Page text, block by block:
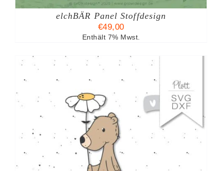
elchBÄR Panel Stoffdesign
€49,00
Enthält 7% Mwst.